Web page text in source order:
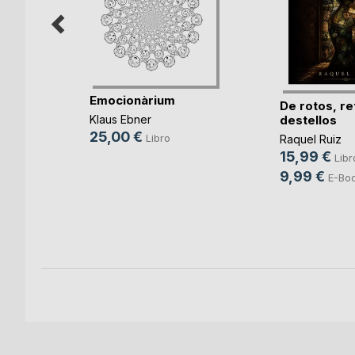
Emocionàrium
Klaus Ebner
25,00 € Libro
De rotos,
destellos
Raquel Ruiz
15,99 €
9,99 € E-